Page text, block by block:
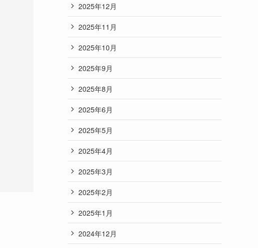
2025年12月
2025年11月
2025年10月
2025年9月
2025年8月
2025年6月
2025年5月
2025年4月
2025年3月
2025年2月
2025年1月
2024年12月